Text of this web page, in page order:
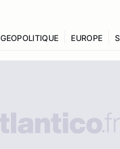
GEOPOLITIQUE EUROPE